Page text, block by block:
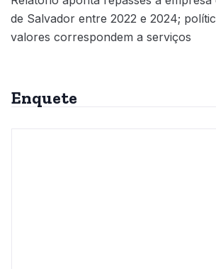
de Salvador entre 2022 e 2024;
valores correspondem a serviços
Enquete